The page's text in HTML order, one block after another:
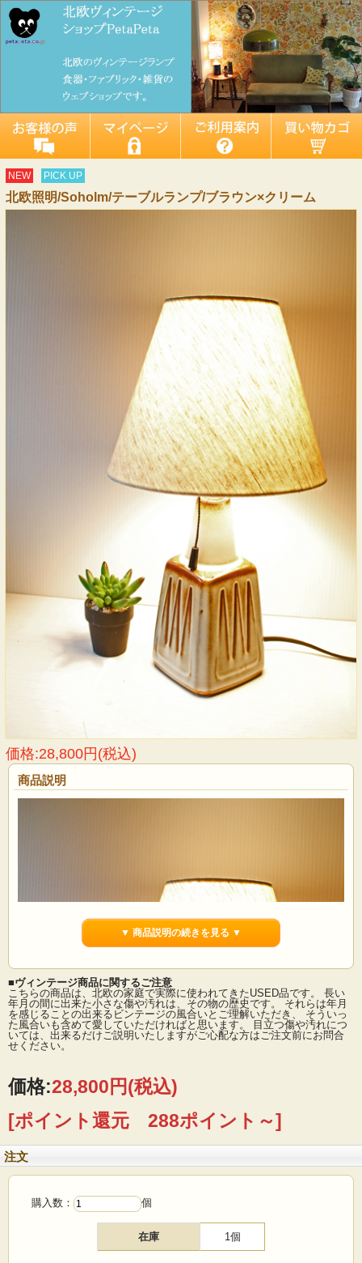
NEW PICK UP
北欧照明/Soholm/テーブルランプ/ブラウン×クリーム
価格:28,800円(税込)
商品説明
▼ 商品説明の続きを見る ▼
■ヴィンテージ商品に関するご注意
こちらの商品は、北欧の家庭で実際に使われてきたUSED品です。 長い
年月の間に出来た小さな傷や汚れは、その物の歴史です。 それらは年月
を感じることの出来るビンテージの風合いとご理解いただき、 そういっ
た風合いも含めて愛していただければと思います。 目立つ傷や汚れにつ
いては、出来るだけご説明いたしますがご心配な方はご注文前にお問合
せください。
価格:28,800円(税込)
[ポイント還元 288ポイント～]
注文
購入数： 個
在庫 1個